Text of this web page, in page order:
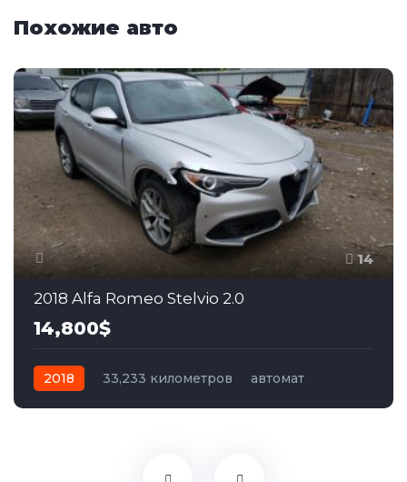
Похожие авто
14
2018 Alfa Romeo Stelvio 2.0
14,800$
2018 33,233 километров
автомат